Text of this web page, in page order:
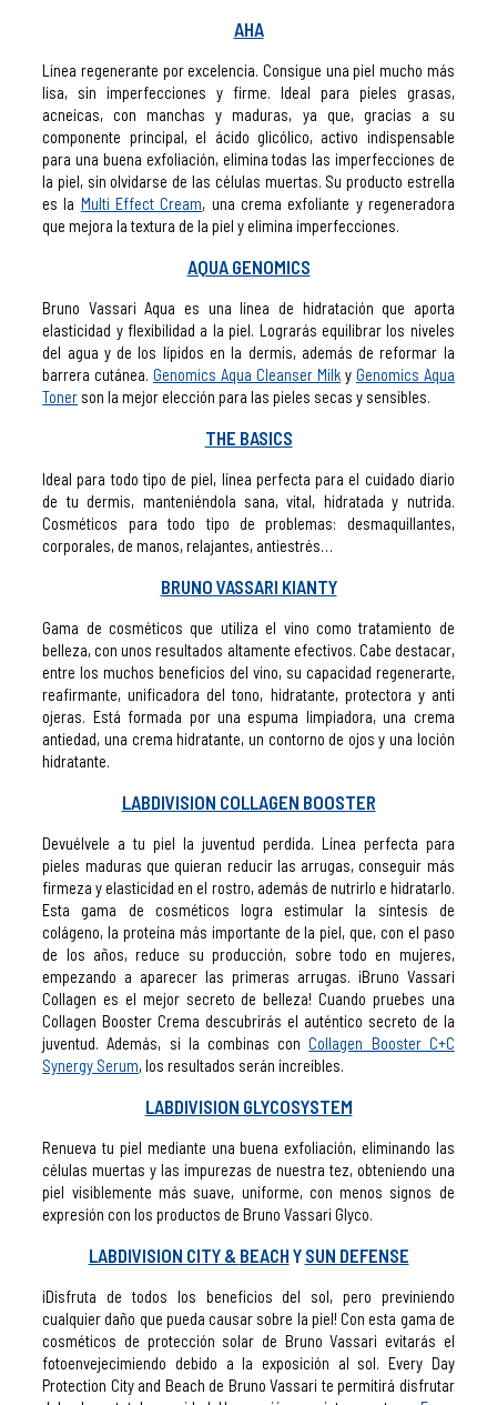
AHA
Línea regenerante por excelencia. Consigue una piel mucho más
lisa, sin imperfecciones y firme. Ideal para pieles grasas,
acneicas, con manchas y maduras, ya que, gracias a su
componente principal, el ácido glicólico, activo indispensable
para una buena exfoliación, elimina todas las imperfecciones de
la piel, sin olvidarse de las células muertas. Su producto estrella
es la Multi Effect Cream, una crema exfoliante y regeneradora
que mejora la textura de la piel y elimina imperfecciones.
AQUA GENOMICS
Bruno Vassari Aqua es una línea de hidratación que aporta
elasticidad y flexibilidad a la piel. Lograrás equilibrar los niveles
del agua y de los lípidos en la dermis, además de reformar la
barrera cutánea. Genomics Aqua Cleanser Milky Genomics Aqua
Toner son la mejor elección para las pieles secas y sensibles.
THE BASICS
Ideal para todo tipo de piel, línea perfecta para el cuidado diario
de tu dermis, manteniéndola sana, vital, hidratada y nutrida.
Cosméticos para todo tipo de problemas: desmaquillantes,
corporales, de manos, relajantes, antiestrés…
BRUNO VASSARI KIANTY
Gama de cosméticos que utiliza el vino como tratamiento de
belleza, con unos resultados altamente efectivos. Cabe destacar,
entre los muchos beneficios del vino, su capacidad regenerarte,
reafirmante, unificadora del tono, hidratante, protectora y anti
ojeras. Está formada por una espuma limpiadora, una crema
antiedad, una crema hidratante, un contorno de ojos y una loción
hidratante.
LABDIVISION COLLAGEN BOOSTER
Devuélvele a tu piel la juventud perdida. Línea perfecta para
pieles maduras que quieran reducir las arrugas, conseguir más
firmeza y elasticidad en el rostro, además de nutrirlo e hidratarlo.
Esta gama de cosméticos logra estimular la síntesis de
colágeno, la proteína más importante de la piel, que, con el paso
de los años, reduce su producción, sobre todo en mujeres,
empezando a aparecer las primeras arrugas. ¡Bruno Vassari
Collagen es el mejor secreto de belleza! Cuando pruebes una
Collagen Booster Crema descubrirás el auténtico secreto de la
juventud. Además, si la combinas conCollagen Booster C+C
Synergy Serum, los resultados serán increíbles.
LABDIVISION GLYCOSYSTEM
Renueva tu piel mediante una buena exfoliación, eliminando las
células muertas y las impurezas de nuestra tez, obteniendo una
piel visiblemente más suave, uniforme, con menos signos de
expresión con los productos de Bruno Vassari Glyco.
LABDIVISION CITY & BEACH Y SUN DEFENSE
¡Disfruta de todos los beneficios del sol, pero previniendo
cualquier daño que pueda causar sobre la piel! Con esta gama de
cosméticos de protección solar de Bruno Vassari evitarás el
fotoenvejecimiendo debido a la exposición al sol. Every Day
Protection City and Beach de Bruno Vassari te permitirá disfrutar